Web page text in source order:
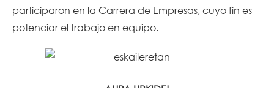
participaron en la Carrera de Empresas, cuyo fin es
potenciar el trabajo en equipo.